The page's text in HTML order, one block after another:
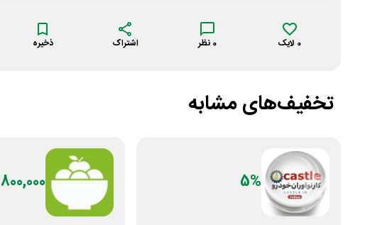
0 لایک 0 نظر اشتراک ذخیره
تخفیف‌های مشابه
5%
800,000